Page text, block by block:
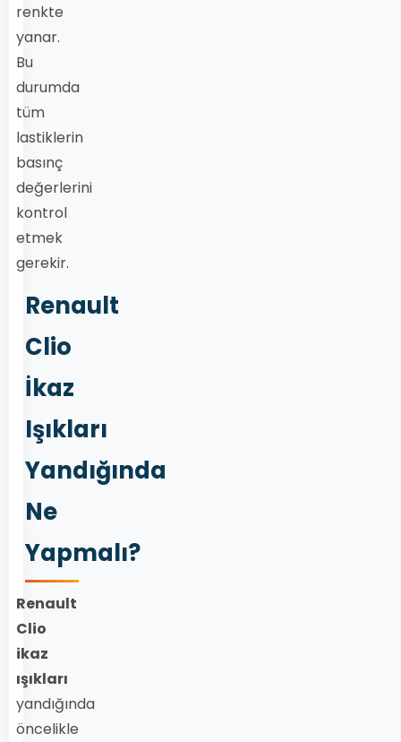
renkte
yanar.
Bu
durumda
tüm
lastiklerin
basınç
değerlerini
kontrol
etmek
gerekir.
Renault
Clio
İkaz
Işıkları
Yandığında
Ne
Yapmalı?
Renault
Clio
ikaz
ışıkları
yandığında
öncelikle